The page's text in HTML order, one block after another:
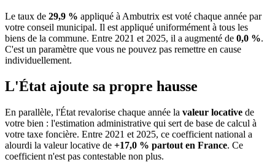
Le taux de 29,9 % appliqué à Ambutrix est voté chaque année par
votre conseil municipal. Il est appliqué uniformément à tous les
biens de la commune. Entre 2021 et 2025, il a augmenté de 0,0 %.
C'est un paramètre que vous ne pouvez pas remettre en cause
individuellement.
L'État ajoute sa propre hausse
En parallèle, l'État revalorise chaque année la valeur locative de
votre bien : l'estimation administrative qui sert de base de calcul à
votre taxe foncière. Entre 2021 et 2025, ce coefficient national a
alourdi la valeur locative de +17,0 % partout en France. Ce
coefficient n'est pas contestable non plus.